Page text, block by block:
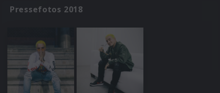
Pressefotos 2018